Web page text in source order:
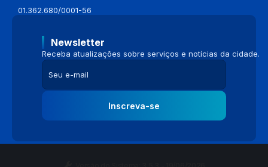
01.362.680/0001-56
Newsletter
Receba atualizações sobre serviços e notícias da cidade.
Inscreva-se